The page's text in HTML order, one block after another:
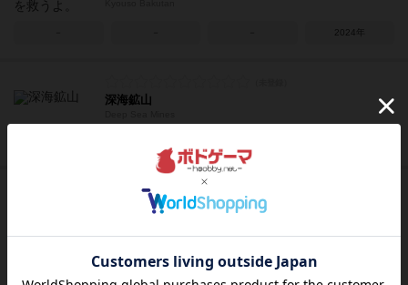
2024年
深海鉱山
称変更セット ─私とあなた─